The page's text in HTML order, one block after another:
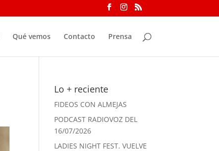
Qué vemos Contacto Prensa
Lo + reciente
FIDEOS CON ALMEJAS
PODCAST RADIOVOZ DEL
16/07/2026
LADIES NIGHT FEST. VUELVE